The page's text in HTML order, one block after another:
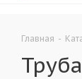
Главная -